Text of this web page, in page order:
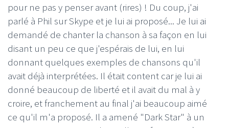
pour ne pas y penser avant (rires) ! Du coup, j'ai
parlé à Phil sur Skype et je lui ai proposé... Je lui ai
demandé de chanter la chanson à sa façon en lui
disant un peu ce que j'espérais de lui, en lui
donnant quelques exemples de chansons qu'il
avait déjà interprétées. Il était content car je lui ai
donné beaucoup de liberté et il avait du mal à y
croire, et franchement au final j'ai beaucoup aimé
ce qu'il m'a proposé. Il a amené "Dark Star" à un